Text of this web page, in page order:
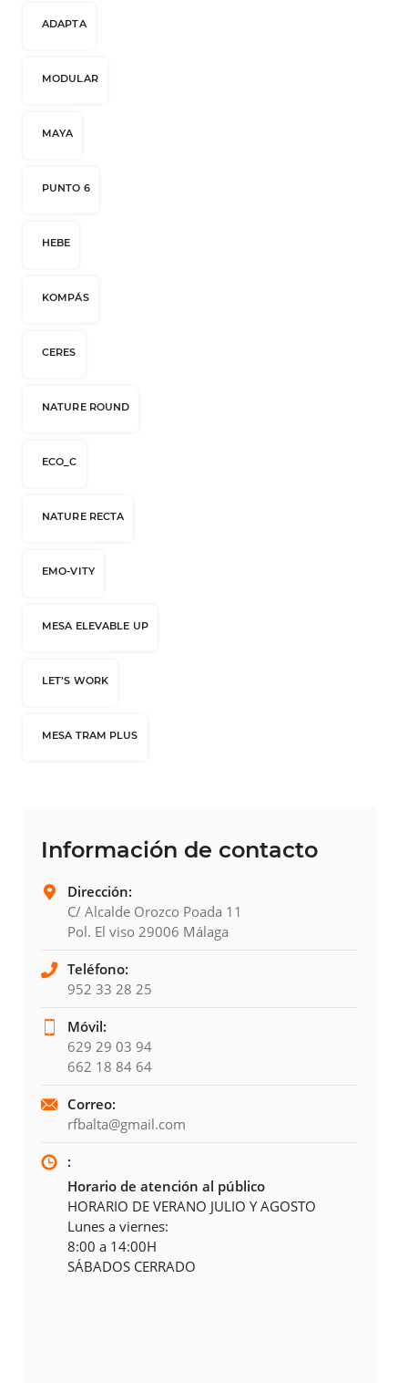
ADAPTA
MODULAR
MAYA
PUNTO 6
HEBE
KOMPÁS
CERES
NATURE ROUND
ECO_C
NATURE RECTA
EMO-VITY
MESA ELEVABLE UP
LET’S WORK
MESA TRAM PLUS
Información de contacto
Dirección:
C/ Alcalde Orozco Poada 11
Pol. El viso 29006 Málaga
Teléfono:
952 33 28 25
Móvil:
629 29 03 94
662 18 84 64
Correo:
rfbalta@gmail.com
:
Horario de atención al público
HORARIO DE VERANO JULIO Y AGOSTO
Lunes a viernes:
8:00 a 14:00H
SÁBADOS CERRADO